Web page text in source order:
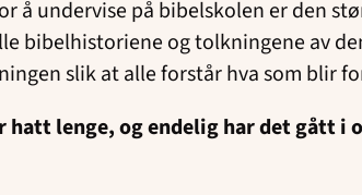
å undervise på bibelskolen er den
bibelhistoriene og tolkningene av
slik at alle forstår hva som blir
hatt lenge, og endelig har det gått